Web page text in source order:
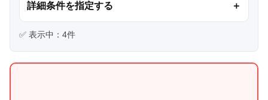
詳細条件を指定する ＋
✅ 表示中： 4件